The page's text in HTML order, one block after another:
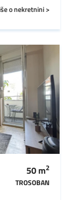
o nekretnini >
50m2
TROSOBAN